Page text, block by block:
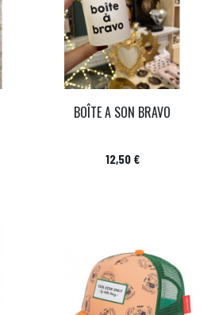
BOÎTE A SON BRAVO
Prix
12,50 €